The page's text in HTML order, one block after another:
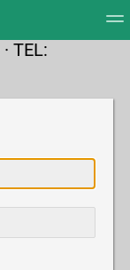
RSS Feed
· TEL: